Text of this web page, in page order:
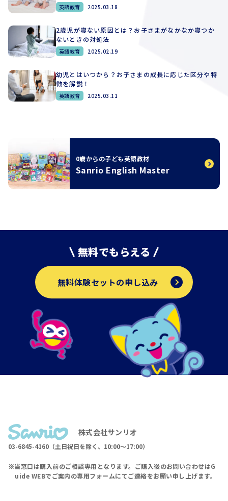
英語教育 2025.03.18
2歳児が寝ない原因とは？お子さまがなかなか寝つか
ないときの対処法
英語教育 2025.02.19
幼児とはいつから？お子さまの成長に応じた区分や特
徴を解説！
英語教育 2025.03.11
0歳からの子ども英語教材
Sanrio English Master
無料でもらえる
無料体験セットの申し込み
株式会社サンリオ
03-6845-4160（土日祝日を除く、10:00〜17:00）
当窓口は購入前のご相談専用となります。ご購入後のお問い合わせはG
uide WEBでご案内の専用フォームにてご連絡をお願い申し上げます。